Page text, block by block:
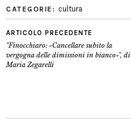
CATEGORIE: cultura
ARTICOLO PRECEDENTE
"Finocchiaro: «Cancellare subito la
vergogna delle dimissioni in bianco»", di
Maria Zegarelli